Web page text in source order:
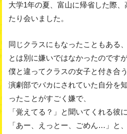
大学1年の夏、富山に帰省した際
たり会いました。
同じクラスにもなったこともある
とは別に嫌いではなかったのですが
僕と違ってクラスの女子と付き合
演劇部でバカにされていた自分を
ったことがすごく嫌で、
「覚えてる？」と聞いてくれる彼に
「あー、えっとー、ごめん…」と